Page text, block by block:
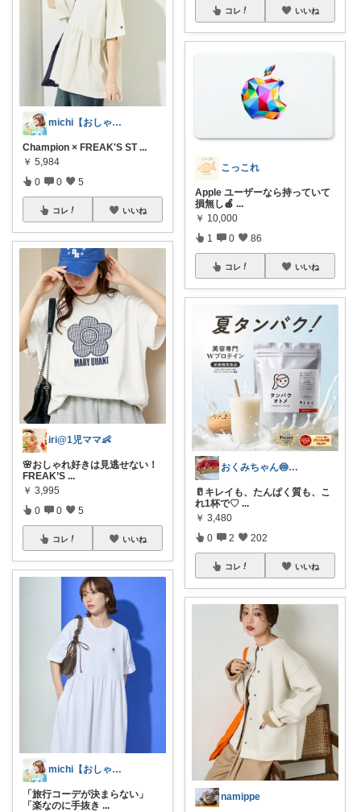
michi【おしゃれ、大人カジュアル】
Champion × FREAK'S ST ...
￥ 5,984
0 0 5
コレ いいね
iri@1児ママ👶
🌸おしゃれ好きは見逃せない！
FREAK’S ...
￥ 3,995
0 0 5
コレ いいね
michi【おしゃれ、大人カジュアル】
「旅行コーデが決まらない」
「楽なのに手抜き ...
コレ いいね
こっこれ
Apple ユーザーなら持っていて
損無し🍎 ...
￥ 10,000
1 0 86
コレ いいね
おくみちゃん🍥朝コレ界隈
🥛キレイも、たんぱく質も、こ
れ1杯で♡ ...
￥ 3,480
0 2 202
コレ いいね
namippe